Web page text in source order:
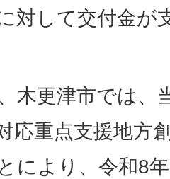
対して交付金が
木更津市では、
応重点支援地方
により、令和8